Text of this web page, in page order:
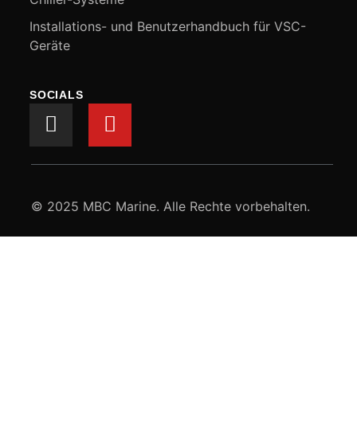
Installations- und Benutzerhandbuch für VSC-
Geräte
SOCIALS
© 2025 MBC Marine. Alle Rechte vorbehalten.